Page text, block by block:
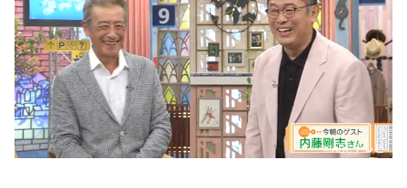
朝だ！生です旅サラダ
教えて！ニュースライブ 正義のミカタ
ＬＩＦＥ～夢のカタチ～
新婚さんいらっしゃい！
ポツンと一軒家
©️ABCテレビ